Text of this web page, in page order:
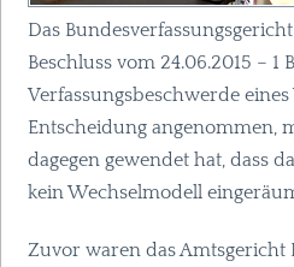
Das
Beschluss vom 24.06.2015 – 1
Verfassungsbeschwerde
Entscheidung angenommen,
dagegen gewendet hat, dass
kein Wechselmodell
Zuvor waren das